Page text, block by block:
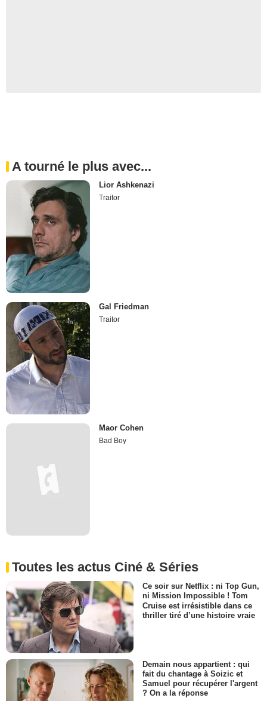
A tourné le plus avec...
Lior Ashkenazi
Traitor
Gal Friedman
Traitor
Maor Cohen
Bad Boy
Toutes les actus Ciné & Séries
Ce soir sur Netflix : ni Top Gun,
ni Mission Impossible ! Tom
Cruise est irrésistible dans ce
thriller tiré d’une histoire vraie
Demain nous appartient : qui
fait du chantage à Soizic et
Samuel pour récupérer l'argent
? On a la réponse